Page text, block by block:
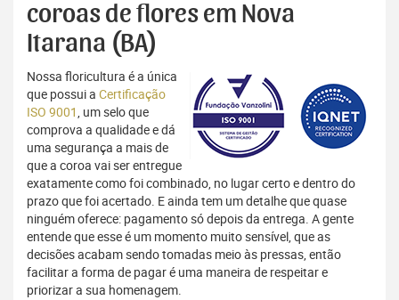
coroas de flores em Nova
Itarana (BA)
Nossa floricultura é a única
que possui a Certificação
ISO 9001, um selo que
comprova a qualidade e dá
uma segurança a mais de
que a coroa vai ser entregue
exatamente como foi combinado, no lugar certo e dentro do
prazo que foi acertado. E ainda tem um detalhe que quase
ninguém oferece: pagamento só depois da entrega. A gente
entende que esse é um momento muito sensível, que as
decisões acabam sendo tomadas meio às pressas, então
facilitar a forma de pagar é uma maneira de respeitar e
priorizar a sua homenagem.